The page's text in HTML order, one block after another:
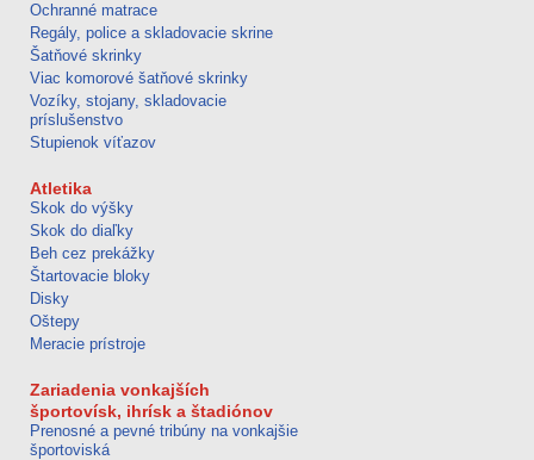
Ochranné matrace
Regály, police a skladovacie skrine
Šatňové skrinky
Viac komorové šatňové skrinky
Vozíky, stojany, skladovacie
príslušenstvo
Stupienok víťazov
Atletika
Skok do výšky
Skok do diaľky
Beh cez prekážky
Štartovacie bloky
Disky
Oštepy
Meracie prístroje
Zariadenia vonkajších
športovísk, ihrísk a štadiónov
Prenosné a pevné tribúny na vonkajšie
športoviská